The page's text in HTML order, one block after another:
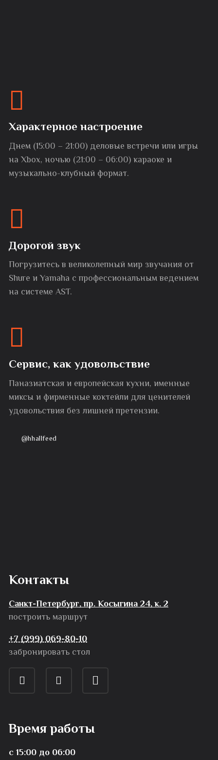
Характерное настроение
Днем (15:00 – 21:00) деловые встречи или игры
на Xbox, ночью (21:00 – 06:00) караоке и
музыкально-клубный формат.
Дорогой звук
Погрузитесь в великолепный мир звучания от
Shure и Yamaha с профессиональным ведением
на системе AST.
Сервис, как удовольствие
Паназиатская и европейская кухни, именные
миксы и фирменные коктейли для ценителей
удовольствия без лишней претензии.
@hhallfeed
Контакты
Санкт-Петербург, пр. Косыгина 24, к. 2
построить маршрут
+7 (999) 069-80-10
забронировать стол
Время работы
с 15:00 до 06:00